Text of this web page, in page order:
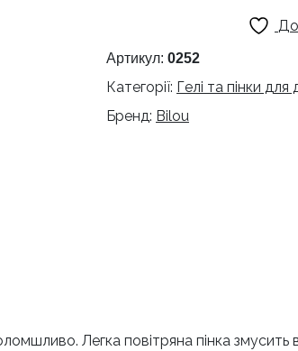
Coco
кокосовий
коктейль
Артикул: 0252
Категорії: Гелі та пінки
Бренд: Bilou
Легка повітряна пінка змусить